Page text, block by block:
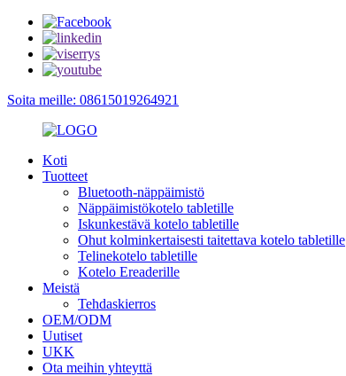
Soita meille: 08615019264921
Koti
Tuotteet
Bluetooth-näppäimistö
Näppäimistökotelo tabletille
Iskunkestävä kotelo tabletille
Ohut kolminkertaisesti taitettava kotelo tabletille
Telinekotelo tabletille
Kotelo Ereaderille
Meistä
Tehdaskierros
OEM/ODM
Uutiset
UKK
Ota meihin yhteyttä